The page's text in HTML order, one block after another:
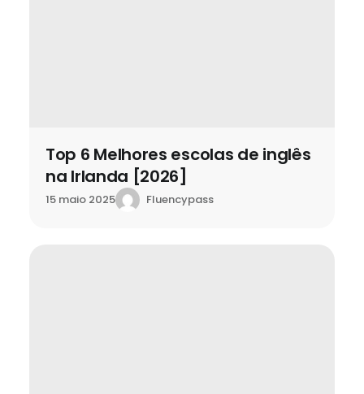
Top 6 Melhores escolas de inglês
na Irlanda [2026]
15 maio 2025 Fluencypass